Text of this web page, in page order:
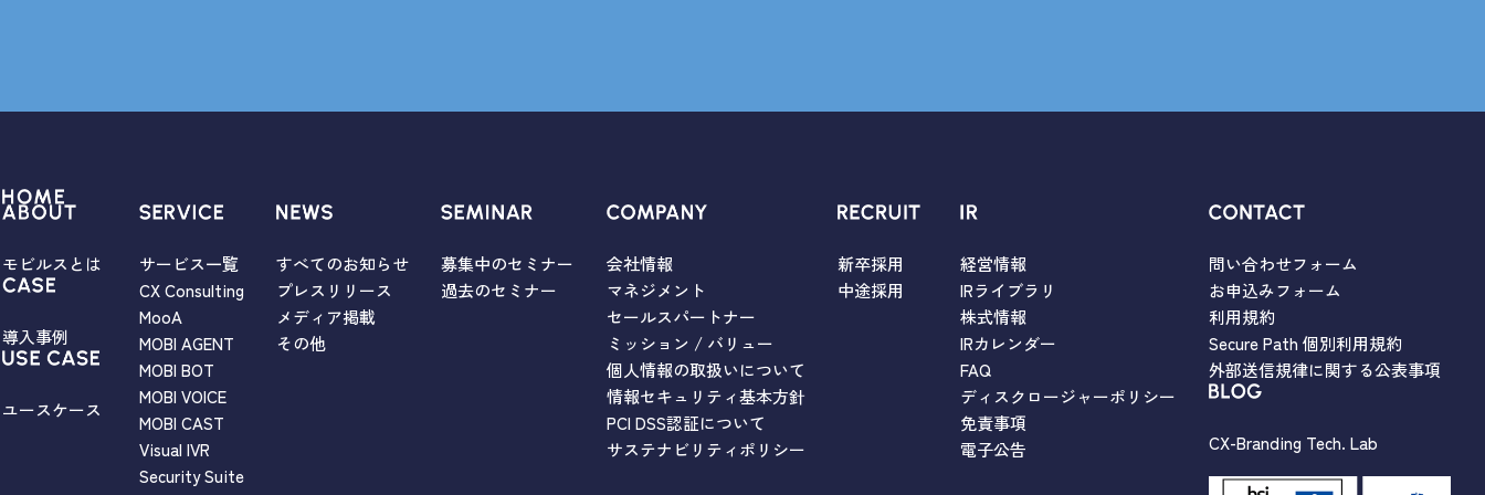
モビルスとは
導入事例
ユースケース
サービス一覧
CX Consulting
MooA
MOBI AGENT
MOBI BOT
MOBI VOICE
MOBI CAST
Visual IVR
Security Suite
すべてのお知らせ
プレスリリース
メディア掲載
その他
募集中のセミナー
過去のセミナー
会社情報
マネジメント
セールスパートナー
ミッション / バリュー
個人情報の取扱いについて
情報セキュリティ基本方針
PCI DSS認証について
サステナビリティポリシー
新卒採用
中途採用
経営情報
IRライブラリ
株式情報
IRカレンダー
FAQ
ディスクロージャーポリシー
免責事項
電子公告
問い合わせフォーム
お申込みフォーム
利用規約
Secure Path 個別利用規約
外部送信規律に関する公表事項
CX-Branding Tech. Lab